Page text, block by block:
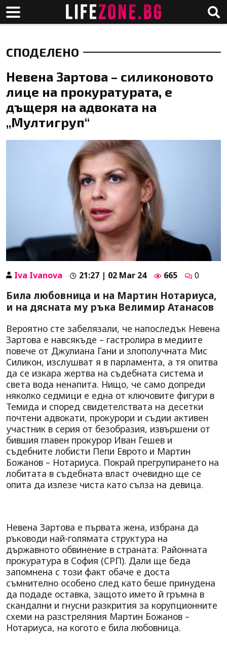
СПОДЕЛЕНО
Невена Зартова – силиконовото
лице на прокуратурата, е
дъщеря на адвоката на
„Мултигруп“
Iva Ivanova 21:27 | 02 Mar 24 665 0
Била любовница и на Мартин Нотариуса,
и на дясната му ръка Велимир Атанасов
Вероятно сте забелязали, че напоследък Невена
Зартова е навсякъде – гастролира в медиите
повече от Джулиана Гани и злополучната Мис
Силикон, изслушват я в парламента, а тя опитва
да се изкара жертва на съдебната система и
света вода ненапита. Нищо, че само допреди
няколко седмици е една от ключовите фигури в
Темида и според свидетелствата на десетки
почтени адвокати, прокурори и съдии активен
участник в серия от безобразия, извършени от
бившия главен прокурор Иван Гешев и
съдебните лобисти Пепи Еврото и Мартин
Божанов – Нотариуса. Покрай прегрупирането на
лобитата в съдебната власт очевидно ще се
опита да излезе чиста като сълза на девица.
Невена Зартова е първата жена, избрана да
ръководи най-голямата структура на
държавното обвинение в страната: Районната
прокуратура в София (СРП). Дали ще беда
запомнена с този факт обаче е доста
съмнително особено след като беше принудена
да подаде оставка, защото името й гръмна в
скандални и гнусни разкрития за корупционните
схеми на разстреляния Мартин Божанов –
Нотариуса, на когото е била любовница.